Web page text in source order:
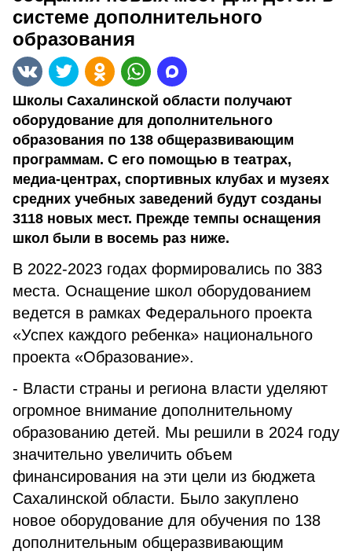
системе дополнительного
образования
Школы Сахалинской области получают
оборудование для дополнительного
образования по 138 общеразвивающим
программам. С его помощью в театрах,
медиа-центрах, спортивных клубах и музеях
средних учебных заведений будут созданы
3118 новых мест. Прежде темпы оснащения
школ были в восемь раз ниже.
В 2022-2023 годах формировались по 383
места. Оснащение школ оборудованием
ведется в рамках Федерального проекта
«Успех каждого ребенка» национального
проекта «Образование».
- Власти страны и региона власти уделяют
огромное внимание дополнительному
образованию детей. Мы решили в 2024 году
значительно увеличить объем
финансирования на эти цели из бюджета
Сахалинской области. Было закуплено
новое оборудование для обучения по 138
дополнительным общеразвивающим